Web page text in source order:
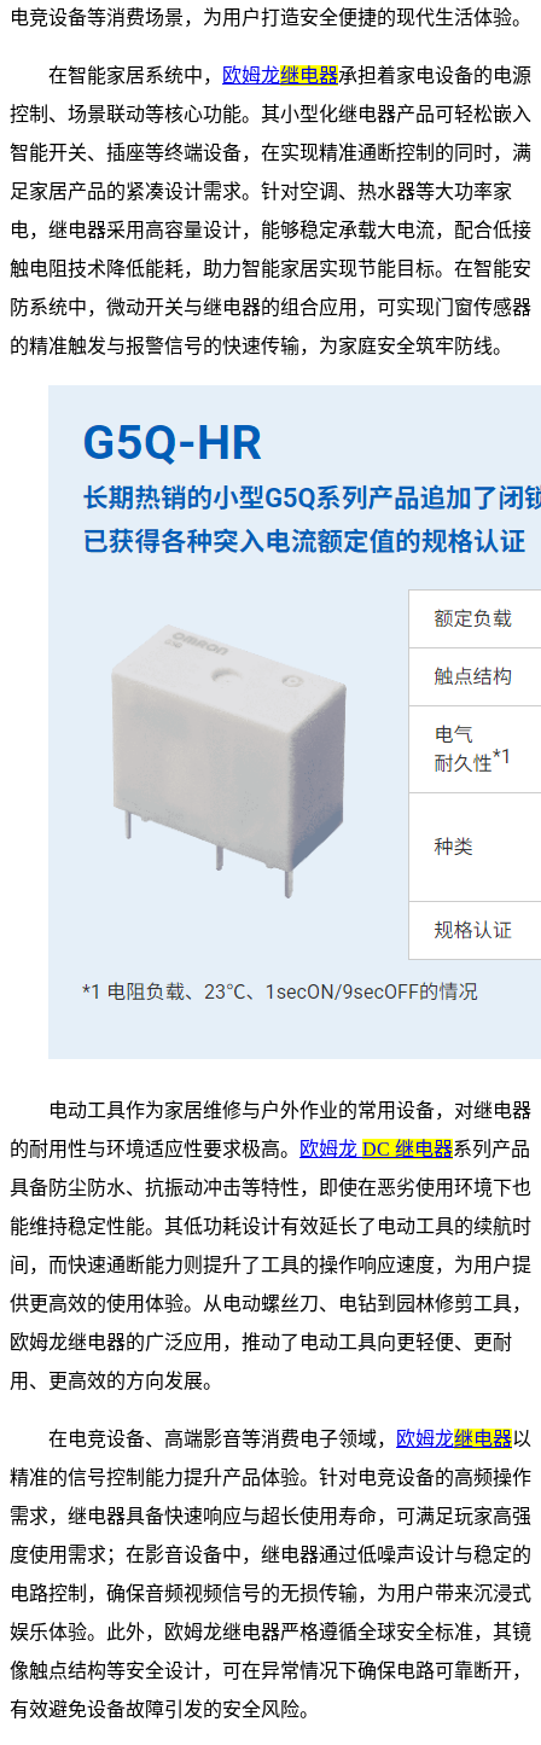
电竞设备等消费场景，为用户打造安全便捷的现代生活体验。
在智能家居系统中， 欧姆龙继电器承担着家电设备的电源
控制、场景联动等核心功能。其小型化继电器产品可轻松嵌入
智能开关、插座等终端设备，在实现精准通断控制的同时，满
足家居产品的紧凑设计需求。针对空调、热水器等大功率家
电，继电器采用高容量设计，能够稳定承载大电流，配合低接
触电阻技术降低能耗，助力智能家居实现节能目标。在智能安
防系统中，微动开关与继电器的组合应用，可实现门窗传感器
的精准触发与报警信号的快速传输，为家庭安全筑牢防线。
电动工具作为家居维修与户外作业的常用设备，对继电器
的耐用性与环境适应性要求极高。
欧姆龙 DC 继电器系列产品
具备防尘防水、抗振动冲击等特性，即使在恶劣使用环境下也
能维持稳定性能。其低功耗设计有效延长了电动工具的续航时
间，而快速通断能力则提升了工具的操作响应速度，为用户提
供更高效的使用体验。从电动螺丝刀、电钻到园林修剪工具，
欧姆龙继电器的广泛应用，推动了电动工具向更轻便、更耐
用、更高效的方向发展。
在电竞设备、高端影音等消费电子领域， 欧姆龙继电器以
精准的信号控制能力提升产品体验。针对电竞设备的高频操作
需求，继电器具备快速响应与超长使用寿命，可满足玩家高强
度使用需求；在影音设备中，继电器通过低噪声设计与稳定的
电路控制，确保音频视频信号的无损传输，为用户带来沉浸式
娱乐体验。此外，欧姆龙继电器严格遵循全球安全标准，其镜
像触点结构等安全设计，可在异常情况下确保电路可靠断开，
有效避免设备故障引发的安全风险。